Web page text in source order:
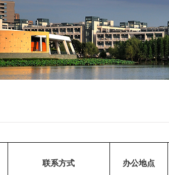
联系方式 办公地点